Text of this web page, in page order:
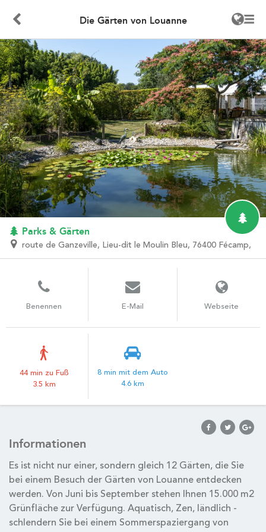
Die Gärten von Louanne
Parks & Gärten
route de Ganzeville, Lieu-dit le Moulin Bleu, 76400 Fécamp,
Benennen E-Mail Webseite
44 min zu Fuß
3.5 km
8 min mit dem Auto
4.6 km
Informationen
Es ist nicht nur einer, sondern gleich 12 Gärten, die Sie
bei einem Besuch der Gärten von Louanne entdecken
werden. Von Juni bis September stehen Ihnen 15.000 m2
Grünfläche zur Verfügung. Aquatisch, Zen, ländlich -
schlendern Sie bei einem Sommerspaziergang von